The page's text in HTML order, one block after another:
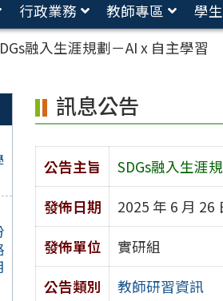
行政業務 教師專區 學
融入生涯規劃－AI x 自主學習
訊息公告
公告主旨
SDGs融入生涯
發佈日期
2025 年 6 月 26
發佈單位
實研組
公告類別
教師研習資訊